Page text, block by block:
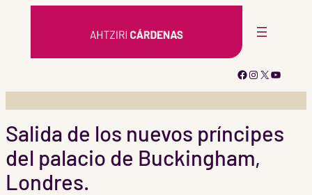
Facebook
Instagram
X YouTube
Salida de los nuevos príncipes
del palacio de Buckingham,
Londres.